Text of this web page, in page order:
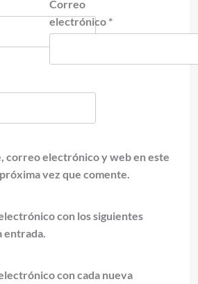
Correo
electrónico *
correo electrónico y web en este
vez que comente.
con los siguientes
entrada.
con cada nueva